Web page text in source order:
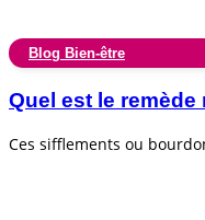
Blog Bien-être
Quel est le
Ces sifflements ou